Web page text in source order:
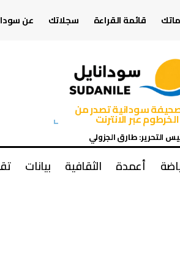
قائمة القراءة سجلاتك عن
سودانية تصدر من
الخرطوم عبر الانترنت
التحرير: طارق الجزولي
أعمدة الثقافية بيانات